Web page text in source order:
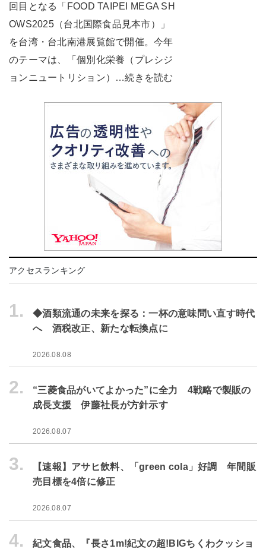
回目となる「FOOD TAIPEI MEGA SH
OWS2025（台北国際食品見本市）」
を台湾・台北南港展覧館で開催。今年
のテーマは、「個別化栄養（プレシジ
ョンニュートリション）…続きを読む
アクセスランキング
1.
◆酒類流通の未来を探る：一杯の意味問い直す時代
へ 酒税改正、新たな転換点に
2026.08.08
2.
“三菱食品がいてよかった”に全力 4戦略で製販の
成長支援 伊藤社長が方針示す
2026.08.07
3.
【速報】アサヒ飲料、「green cola」好調 年間販
売目標を4倍に修正
2026.08.07
4.
紀文食品、『長さ1m!紀文の超!BIGちくわクッショ